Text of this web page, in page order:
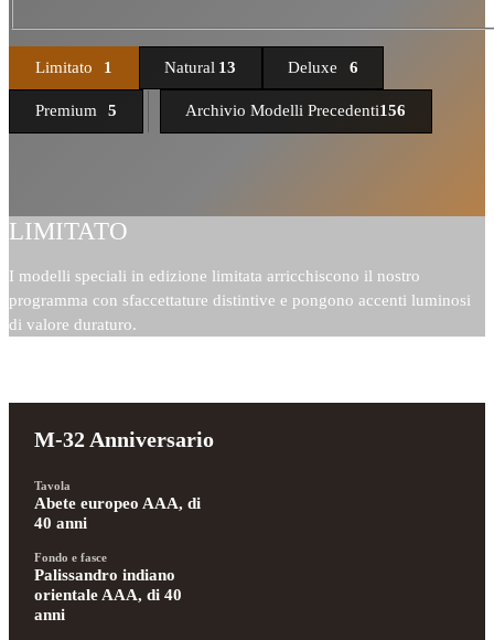
Limitato 1 Natural 13 Deluxe 6
Premium 5 Archivio Modelli Precedenti156
LIMITATO
I modelli speciali in edizione limitata arricchiscono il nostro
programma con sfaccettature distintive e pongono accenti luminosi
di valore duraturo.
M-32 Anniversario
Tavola
Abete europeo AAA, di
40 anni
Fondo e fasce
Palissandro indiano
orientale AAA, di 40
anni